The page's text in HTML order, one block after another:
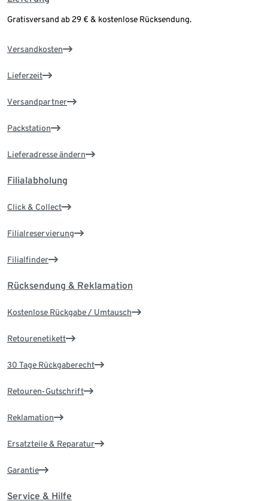
Gratisversand ab 29 € & kostenlose Rücksendung.
Versandkosten
Lieferzeit
Versandpartner
Packstation
Lieferadresse ändern
Filialabholung
Click & Collect
Filialreservierung
Filialfinder
Rücksendung & Reklamation
Kostenlose Rückgabe / Umtausch
Retourenetikett
30 Tage Rückgaberecht
Retouren-Gutschrift
Reklamation
Ersatzteile & Reparatur
Garantie
Service & Hilfe